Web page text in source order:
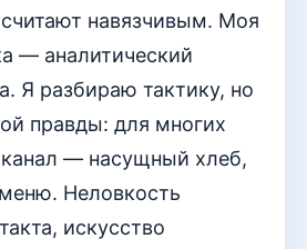
навязчивым. Моя
— аналитический
Я разбираю тактику, но
правды: для многих
канал — насущный хлеб,
Неловкость
искусство